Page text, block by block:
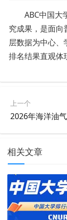
ABC中国大
究成果，是面向
层数据为中心、
排名结果直观体
上一个
相关文章